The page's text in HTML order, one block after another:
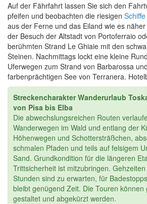
Auf der Fährfahrt lassen Sie sich den
pfeifen und beobachten die riesigen Schiffe
aus der Ferne und das Eiland wie es
der Besuch der Altstadt von Portoferraio
berühmten Strand Le Ghiaie mit den
Steinen. Nachmittags lockt eine kleine
Uferwegen zum Strand von Barbarossa
farbenprächtigen See von Terranera.
Streckencharakter Wanderurlaub
von Pisa bis Elba
Die abwechslungsreichen Routen
Wanderwegen im Wald und entlang der
Höhenwegen und Schottersträßchen,
schmalen Pfaden und teils auf felsigem
Sand. Grundkondition für die längeren
Trittsicherheit ist mitzubringen.
Stunden sind zu erwarten, für
bleibt genügend Zeit. Die Touren können
gestaltet und abgekürzt werden.